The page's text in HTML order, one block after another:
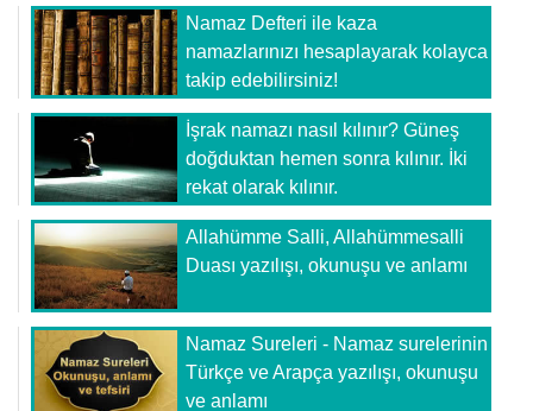
Namaz Defteri ile kaza
namazlarınızı hesaplayarak kolayca
takip edebilirsiniz!
İşrak namazı nasıl kılınır? Güneş
doğduktan hemen sonra kılınır. İki
rekat olarak kılınır.
Allahümme Salli, Allahümmesalli
Duası yazılışı, okunuşu ve anlamı
Namaz Sureleri - Namaz surelerinin
Türkçe ve Arapça yazılışı, okunuşu
ve anlamı